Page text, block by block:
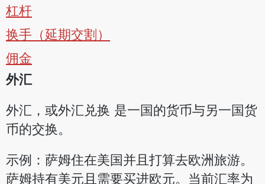
杠杆
换手（延期交割）
佣金
外汇
外汇，或外汇兑换 是一国的货币与另一国货
币的交换。
示例：萨姆住在美国并且打算去欧洲旅游。
萨姆持有美元且需要买进欧元。当前汇率为